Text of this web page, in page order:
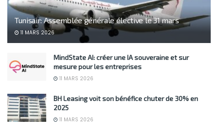
Tunisair: Assemblée générale élective le 31 mars
11 MARS 2026
MindState AI: créer une IA souveraine et sur
mesure pour les entreprises
11 MARS 2026
BH Leasing voit son bénéfice chuter de 30% en
2025
11 MARS 2026